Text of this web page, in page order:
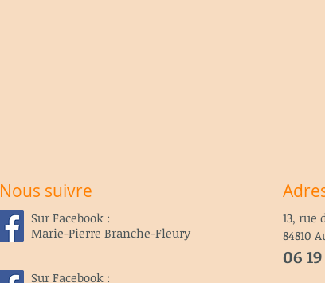
Nous suivre
Sur Facebook :
Marie-Pierre Branche-Fleury
Sur Facebook :
13, rue
84810
06